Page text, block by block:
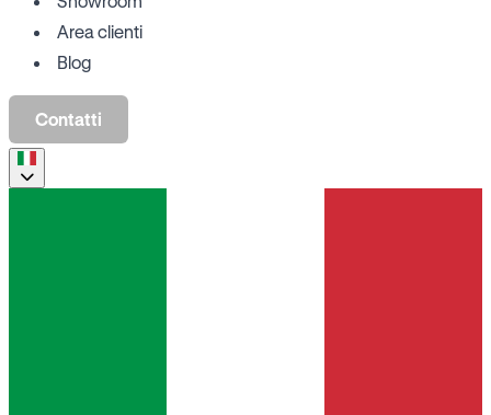
Area clienti
Blog
Contatti